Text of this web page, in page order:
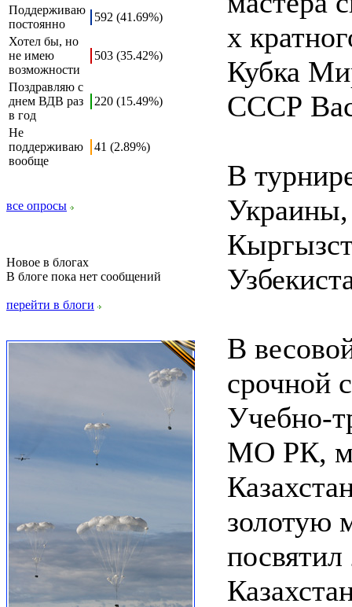
Поддерживаю
постоянно
592 (41.69%)
Хотел бы, но
не имею
возможности
503 (35.42%)
Поздравляю с
днем ВДВ раз
в год
220 (15.49%)
Не
поддерживаю
вообще
41 (2.89%)
все опросы
Новое в блогах
В блоге пока нет сообщений
перейти в блоги
х
Кубка
СССР
В
Украины,
В
срочной
Учебно-
МО РК,
золотую